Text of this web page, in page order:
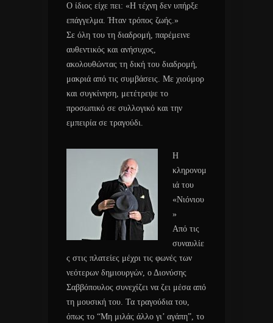
Ο ίδιος είχε πει: «Η τέχνη δεν υπήρξε
επάγγελμα. Ήταν τρόπος ζωής.»
Σε όλη του τη διαδρομή, παρέμεινε
αυθεντικός και ανήσυχος,
ακολουθώντας τη δική του διαδρομή,
μακριά από τις συμβάσεις. Με χιούμορ
και συγκίνηση, μετέτρεψε το
προσωπικό σε συλλογικό και την
εμπειρία σε τραγούδι.
Η
κληρονομ
ιά του
«Νιόνιου
»
Από τις
συναυλίε
ς στις πλατείες μέχρι τις φωνές των
νεότερων δημιουργών, ο Διονύσης
Σαββόπουλος συνεχίζει να ζει μέσα από
τη μουσική του. Τα τραγούδια του,
όπως το “Μη μιλάς άλλο γι’ αγάπη”, το